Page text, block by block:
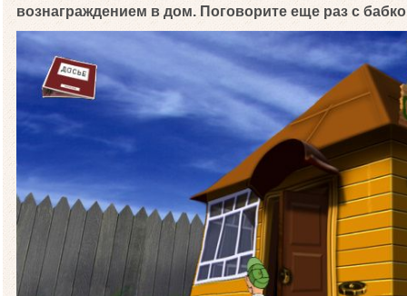
вознаграждением в дом. Поговорите еще раз с